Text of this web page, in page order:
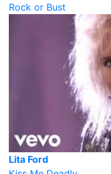
Rock or Bust
Lita Ford